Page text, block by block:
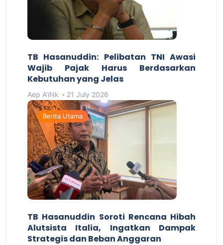
TB Hasanuddin: Pelibatan TNI Awasi
Wajib Pajak Harus Berdasarkan
Kebutuhan yang Jelas
Aep A'iNk 21 July 2026
Berita Utama
TB Hasanuddin Soroti Rencana Hibah
Alutsista Italia, Ingatkan Dampak
Strategis dan Beban Anggaran